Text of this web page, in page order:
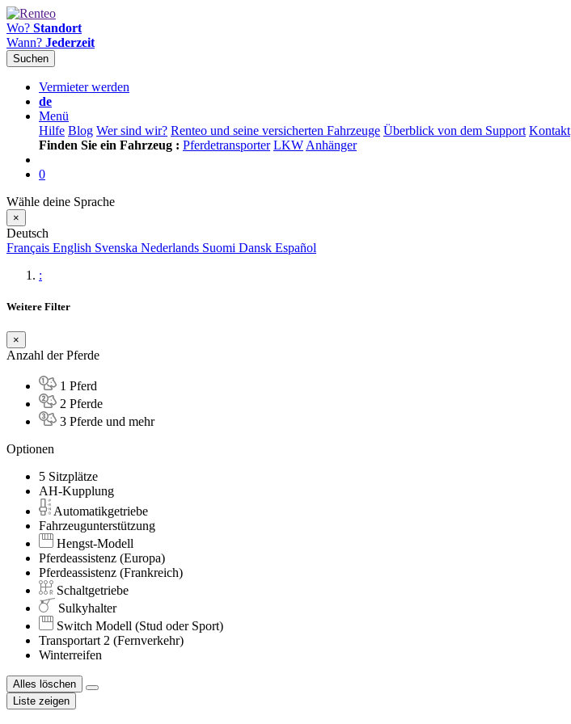
Wo? Standort
Wann? Jederzeit
Suchen
Vermieter werden
de
Menü
Hilfe Blog Wer sind wir? Renteo und seine versicherten Fahrzeuge Überblick von dem Support Kontakt
Finden Sie ein Fahrzeug : Pferdetransporter LKW Anhänger
0
Wähle deine Sprache
×
Deutsch
Français English Svenska Nederlands Suomi Dansk Español
:
Weitere Filter
×
Anzahl der Pferde
1 Pferd
2 Pferde
3 Pferde und mehr
Optionen
5 Sitzplätze
AH-Kupplung
Automatikgetriebe
Fahrzeugunterstützung
Hengst-Modell
Pferdeassistenz (Europa)
Pferdeassistenz (Frankreich)
Schaltgetriebe
Sulkyhalter
Switch Modell (Stud oder Sport)
Transportart 2 (Fernverkehr)
Winterreifen
Alles löschen
Liste zeigen